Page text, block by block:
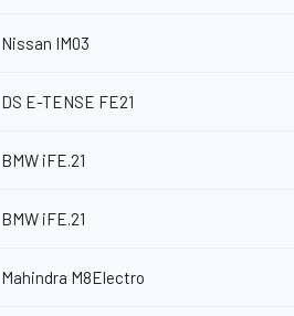
Nissan IM03
DS E-TENSE FE21
BMW iFE.21
BMW iFE.21
Mahindra M8Electro